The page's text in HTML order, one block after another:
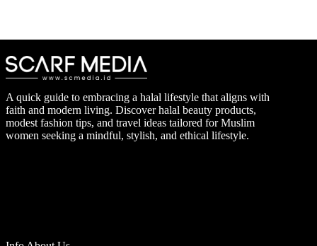
A quick guide to embracing a halal lifestyle that aligns with
faith and modern living. Discover halal beauty products,
modest fashion tips, and travel ideas tailored for Muslim
women seeking a mindful, stylish, and ethical lifestyle.